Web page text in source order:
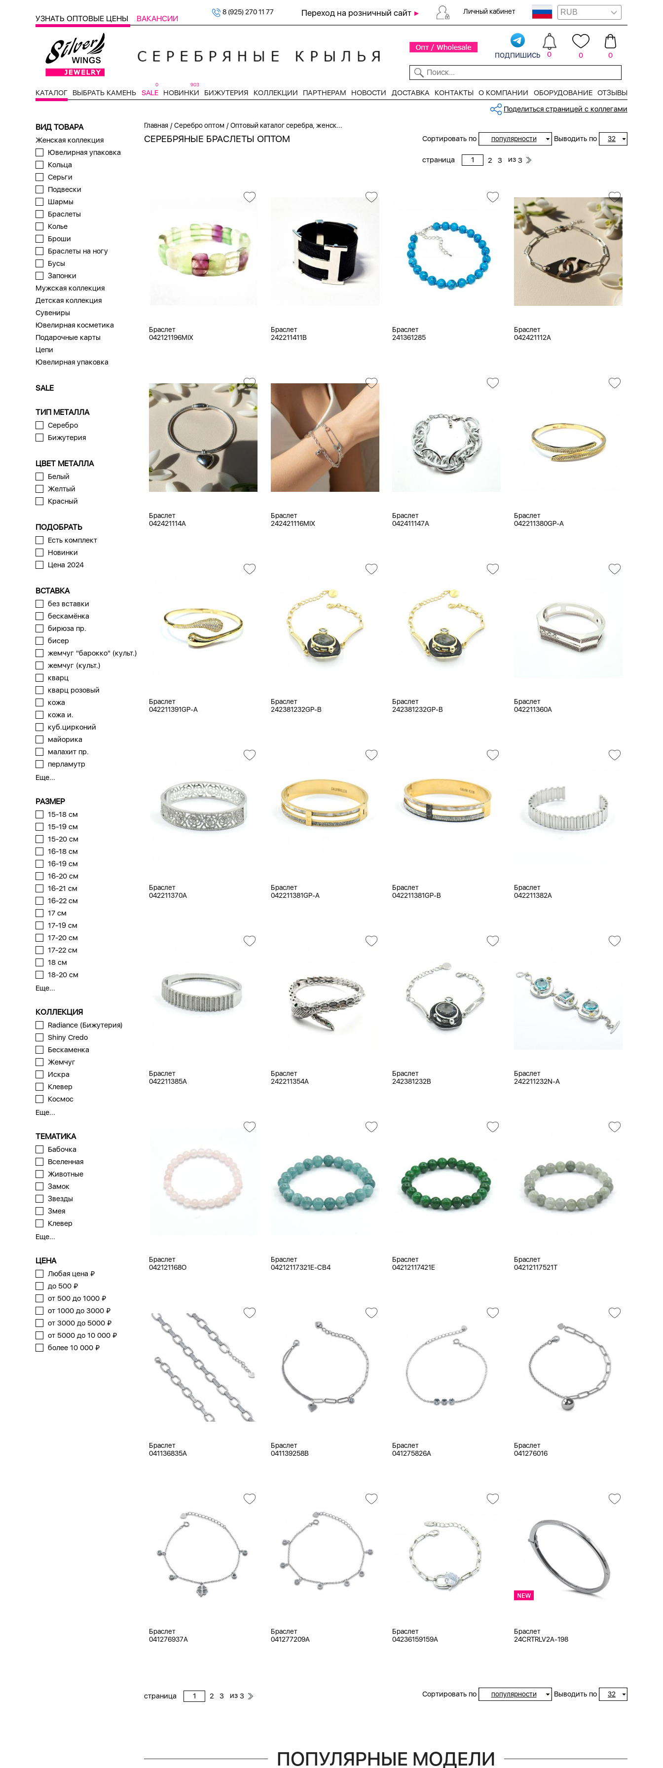
УЗНАТЬ ОПТОВЫЕ ЦЕНЫ ВАКАНСИИ
8 (925) 270 11 77 Переход на розничный сайт Личный кабинет
подпишись 0 0 0
КАТАЛОГ ВЫБРАТЬ КАМЕНЬ SALE
0
НОВИНКИ
903
БИЖУТЕРИЯ КОЛЛЕКЦИИ ПАРТНЕРАМ НОВОСТИ ДОСТАВКА КОНТАКТЫ О КОМПАНИИ ОБОРУДОВАНИЕ ОТЗЫВЫ
Поделиться страницей с коллегами
ВИД ТОВАРА
Женская коллекция
Ювелирная упаковка
Кольца
Серьги
Подвески
Шармы
Браслеты
Колье
Броши
Браслеты на ногу
Бусы
Запонки
Мужская коллекция
Детская коллекция
Сувениры
Ювелирная косметика
Подарочные карты
Цепи
Ювелирная упаковка
SALE
ТИП МЕТАЛЛА
Серебро
Бижутерия
ЦВЕТ МЕТАЛЛА
Белый
Желтый
Красный
ПОДОБРАТЬ
Есть комплект
Новинки
Цена 2024
ВСТАВКА
без вставки
бескамёнка
бирюза пр.
бисер
жемчуг "барокко" (культ.)
жемчуг (культ.)
кварц
кварц розовый
кожа
кожа и.
куб.цирконий
майорика
малахит пр.
перламутр
Еще...
РАЗМЕР
15-18 см
15-19 см
15-20 см
16-18 см
16-19 см
16-20 см
16-21 см
16-22 см
17 см
17-19 см
17-20 см
17-22 см
18 см
18-20 см
Еще...
КОЛЛЕКЦИЯ
Radiance (Бижутерия)
Shiny Credo
Бескаменка
Жемчуг
Искра
Клевер
Космос
Еще...
ТЕМАТИКА
Бабочка
Вселенная
Животные
Замок
Звезды
Змея
Клевер
Еще...
ЦЕНА
Любая цена ₽
до 500 ₽
от 500 до 1000 ₽
от 1000 до 3000 ₽
от 3000 до 5000 ₽
от 5000 до 10 000 ₽
более 10 000 ₽
Главная /Серебро оптом /Оптовый каталог серебра, женск...
СЕРЕБРЯНЫЕ БРАСЛЕТЫ ОПТОМ Сортировать по популярности Выводить по 32
страница 2 3 из 3
Браслет
042121196MIX
Браслет
242211411B
Браслет
241361285
Браслет
042421112A
Браслет
042421114A
Браслет
242421116MIX
Браслет
042411147A
Браслет
042211380GP-A
Браслет
042211391GP-A
Браслет
242381232GP-B
Браслет
242381232GP-B
Браслет
042211360A
Браслет
042211370A
Браслет
042211381GP-A
Браслет
042211381GP-B
Браслет
042211382A
Браслет
042211385A
Браслет
242211354A
Браслет
242381232B
Браслет
242211232N-A
Браслет
042121168O
Браслет
04212117321E-CB4
Браслет
04212117421E
Браслет
04212117521T
Браслет
041136835A
Браслет
041139258B
Браслет
041275826A
Браслет
041276016
Браслет
041276937A
Браслет
041277209A
Браслет
04236159159A
Браслет
24CRTRLV2A-198
Сортировать по популярности Выводить по 32
страница 2 3 из 3
ПОПУЛЯРНЫЕ МОДЕЛИ